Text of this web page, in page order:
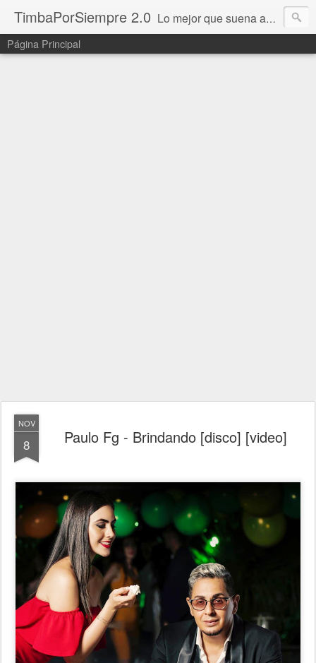
TimbaPorSiempre 2.0 Lo mejor que suena ahora!!!
Página Principal
NOV
8 Paulo Fg - Brindando [disco] [video]